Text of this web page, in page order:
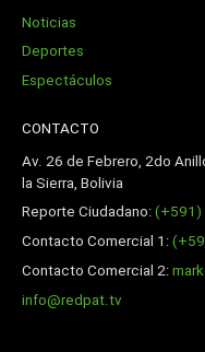
Noticias
Deportes
Espectáculos
CONTACTO
Av. 26 de Febrero, 2do
la Sierra, Bolivia
Reporte Ciudadano:(+591)
Contacto Comercial 1:
Contacto Comercial 2:
info@redpat.tv